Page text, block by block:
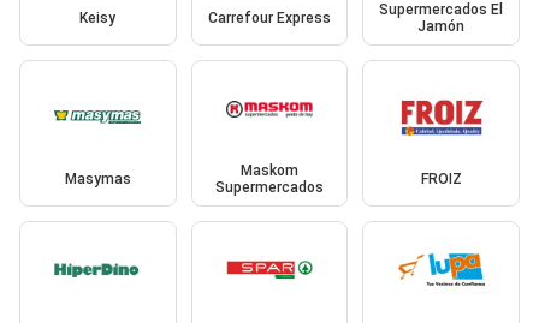
Keisy Carrefour Express
Supermercados El
Jamón
Masymas
Maskom
Supermercados
FROIZ